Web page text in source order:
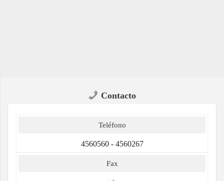
Contacto
Teléfono
4560560 - 4560267
Fax